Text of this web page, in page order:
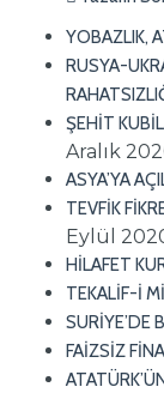
YOBAZLIK,
RUSYA-
ŞEHİT
Aralık
ASYA’YA
TEVFİK
Eylül
HİLAFET
TEKALİF-İ
SURİYE’DE
FAİZSİZ